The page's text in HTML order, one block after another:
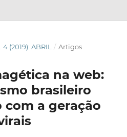
4 (2019): ABRIL / Artigos
na web:
brasileiro
a geração